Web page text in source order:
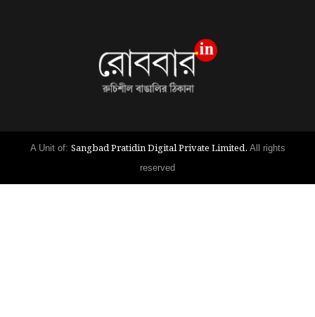
A Unit of: Sangbad Pratidin Digital Private Limited. All rights
reserved